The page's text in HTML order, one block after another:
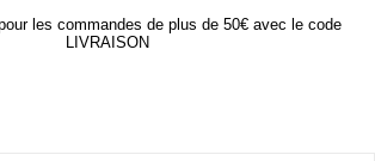
les commandes de plus de 50€ avec le code
LIVRAISON